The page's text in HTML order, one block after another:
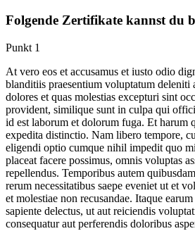
Folgende Zertifikate kannst du
Punkt 1
At vero eos et accusamus et iusto odio
blanditiis praesentium voluptatum deleniti
dolores et quas molestias excepturi sint
provident, similique sunt in culpa qui
id est laborum et dolorum fuga. Et harum
expedita distinctio. Nam libero tempore,
eligendi optio cumque nihil impedit quo
placeat facere possimus, omnis voluptas
repellendus. Temporibus autem
rerum necessitatibus saepe eveniet ut et
et molestiae non recusandae. Itaque
sapiente delectus, ut aut reiciendis
consequatur aut perferendis doloribus